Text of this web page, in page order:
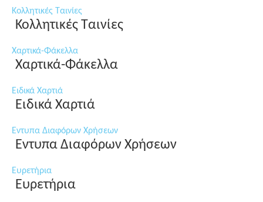
Κολλητικές Ταινίες
Κολλητικές Ταινίες
Χαρτικά-Φάκελλα
Χαρτικά-Φάκελλα
Ειδικά Χαρτιά
Ειδικά Χαρτιά
Εντυπα Διαφόρων Χρήσεων
Εντυπα Διαφόρων Χρήσεων
Ευρετήρια
Ευρετήρια